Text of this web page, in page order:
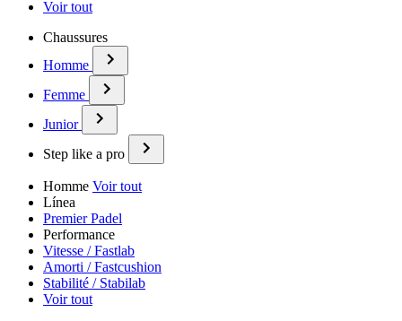
Voir tout
Chaussures
Homme
Femme
Junior
Step like a pro
Homme Voir tout
Línea
Premier Padel
Performance
Vitesse / Fastlab
Amorti / Fastcushion
Stabilité / Stabilab
Voir tout